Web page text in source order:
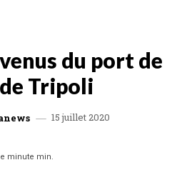
du port de
Tripoli
15 juillet 2020
minute min.